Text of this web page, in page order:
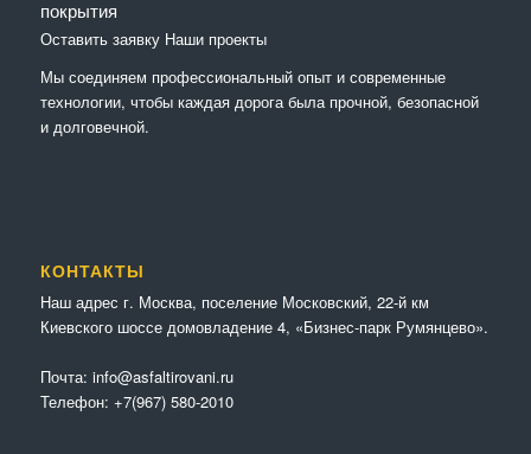
покрытия
Оставить заявку Наши проекты
Мы соединяем профессиональный опыт и современные
технологии, чтобы каждая дорога была прочной, безопасной
и долговечной.
КОНТАКТЫ
Наш адрес г. Москва, поселение Московский, 22-й км
Киевского шоссе домовладение 4, «Бизнес-парк Румянцево».
Почта: info@asfaltirovani.ru
Телефон: +7(967) 580-2010